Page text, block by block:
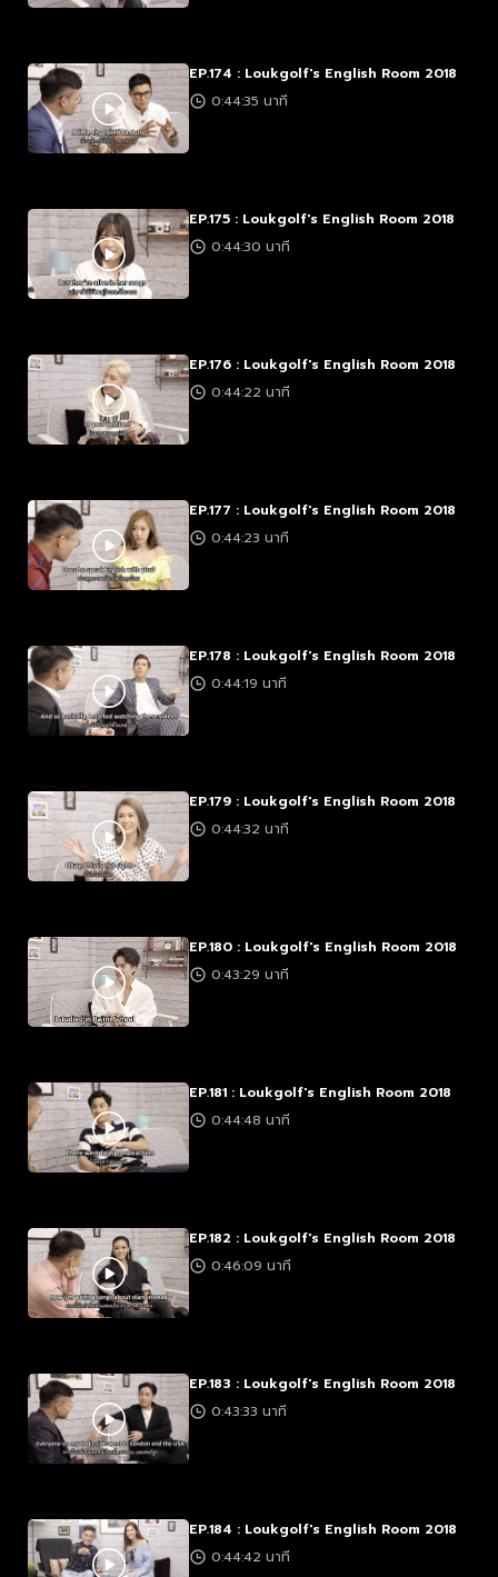
EP.174 : Loukgolf's English Room 2018
0:44:35 นาที
EP.175 : Loukgolf's English Room 2018
0:44:30 นาที
EP.176 : Loukgolf's English Room 2018
0:44:22 นาที
EP.177 : Loukgolf's English Room 2018
0:44:23 นาที
EP.178 : Loukgolf's English Room 2018
0:44:19 นาที
EP.179 : Loukgolf's English Room 2018
0:44:32 นาที
EP.180 : Loukgolf's English Room 2018
0:43:29 นาที
EP.181 : Loukgolf's English Room 2018
0:44:48 นาที
EP.182 : Loukgolf's English Room 2018
0:46:09 นาที
EP.183 : Loukgolf's English Room 2018
0:43:33 นาที
EP.184 : Loukgolf's English Room 2018
0:44:42 นาที